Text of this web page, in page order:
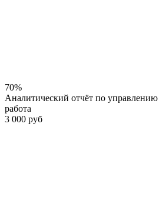
70%
Аналитический отчёт по
работа
3 000 руб